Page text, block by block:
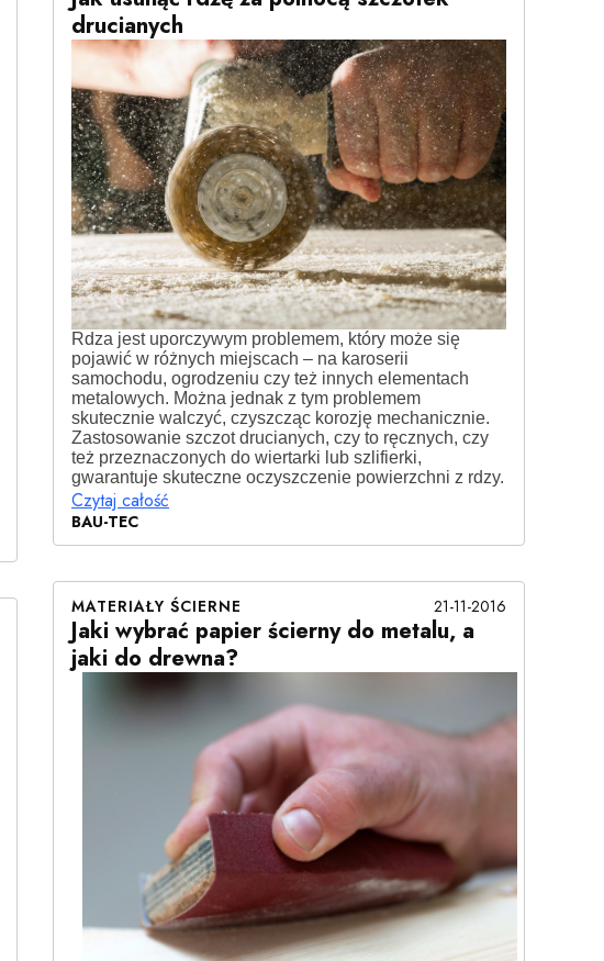
drucianych
Rdza jest uporczywym problemem, który może się
pojawić w różnych miejscach – na karoserii
samochodu, ogrodzeniu czy też innych elementach
metalowych. Można jednak z tym problemem
skutecznie walczyć, czyszcząc korozję mechanicznie.
Zastosowanie szczot drucianych, czy to ręcznych, czy
też przeznaczonych do wiertarki lub szlifierki,
gwarantuje skuteczne oczyszczenie powierzchni z rdzy.
Czytaj całość
BAU-TEC
MATERIAŁY ŚCIERNE 21-11-2016
Jaki wybrać papier ścierny do metalu, a
jaki do drewna?